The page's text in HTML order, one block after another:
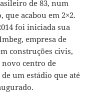
de 83, num
que acabou em 2×2.
foi iniciada sua
empresa de
construções civis,
novo centro de
um estádio que até